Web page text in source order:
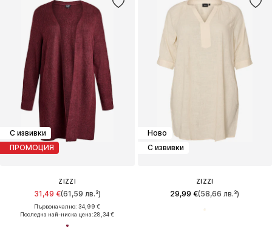
С извивки
ПРОМОЦИЯ
ZIZZI
31,49 €(61,59 лв.³)
Първоначално: 34,99 €
Последна най-ниска цена:28,34 €
Ново
С извивки
ZIZZI
29,99 €(58,66 лв.³)